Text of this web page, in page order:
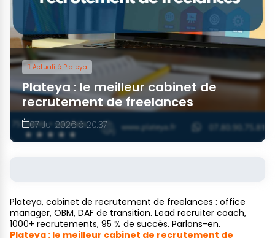
Actualité Plateya
Plateya : le meilleur cabinet de
recrutement de freelances
07 Jui 2026 à 20:37
Plateya, cabinet de recrutement de freelances : office
manager, OBM, DAF de transition. Lead recruiter coach,
1000+ recrutements, 95 % de succès. Parlons-en.
Plateya : le meilleur cabinet de recrutement de